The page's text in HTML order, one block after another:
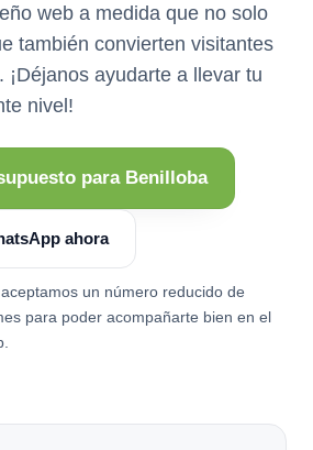
web a medida que no solo
también convierten visitantes
¡Déjanos ayudarte a llevar tu
nivel!
para Benilloba
ahora
un número reducido de
para poder acompañarte bien en el